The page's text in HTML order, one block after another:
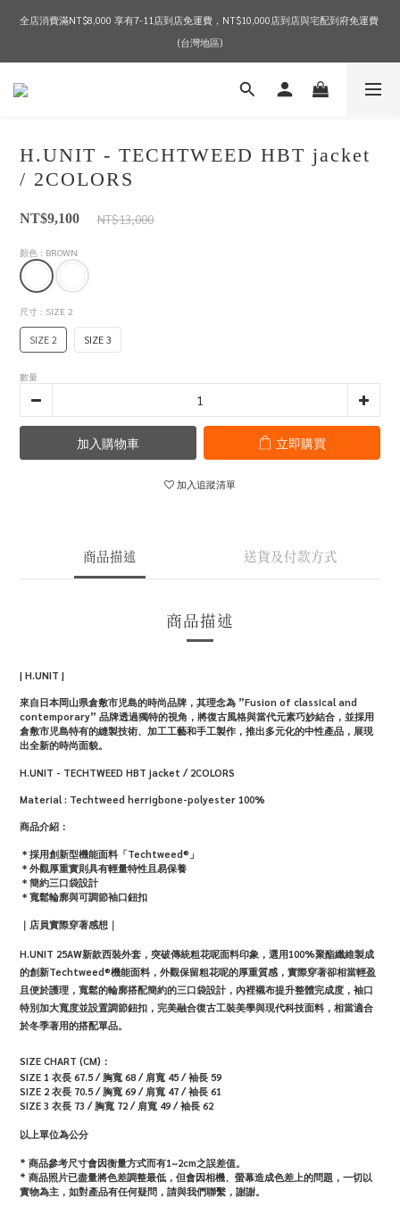
全店消費滿NT$8,000 享有7-11店到店免運費，NT$10,000店到店與宅配到府免運費
(台灣地區)
2026 SPRING & SUMMER SEASON SALE
H.UNIT - TECHTWEED HBT jacket
/ 2COLORS
NT$9,100 NT$13,000
顏色 : BROWN
尺寸 : SIZE 2
SIZE 2 SIZE 3
數量
加入購物車 立即購買
加入追蹤清單
商品描述 送貨及付款方式
商品描述
| H.UNIT |
來自日本岡山県倉敷市児島的時尚品牌，其理念為 ”Fusion of classical and
contemporary” 品牌透過獨特的視角，將復古風格與當代元素巧妙結合，並採用
倉敷市児島特有的縫製技術、加工工藝和手工製作，推出多元化的中性產品，展現
出全新的時尚面貌。
H.UNIT - TECHTWEED HBT jacket / 2COLORS
Material : Techtweed herrigbone-polyester 100%
商品介紹：
＊採用創新型機能面料「Techtweed®」
＊外觀厚重實則具有輕量特性且易保養
＊簡約三口袋設計
＊寬鬆輪廓與可調節袖口鈕扣
｜店員實際穿著感想｜
H.UNIT 25AW新款西裝外套，突破傳統粗花呢面料印象，選用100%聚酯纖維製成
的創新Techtweed®機能面料，外觀保留粗花呢的厚重質感，實際穿著卻相當輕盈
且便於護理，寬鬆的輪廓搭配簡約的三口袋設計，內裡襯布提升整體完成度，袖口
特別加大寬度並設置調節鈕扣，完美融合復古工裝美學與現代科技面料，相當適合
於冬季著用的搭配單品。
SIZE CHART (CM)：
SIZE 1 衣長 67.5 / 胸寬 68 / 肩寬 45 / 袖長 59
SIZE 2 衣長 70.5 / 胸寬 69 / 肩寬 47 / 袖長 61
SIZE 3 衣長 73 / 胸寬 72 / 肩寬 49 / 袖長 62
以上單位為公分
* 商品參考尺寸會因衡量方式而有1~2cm之誤差值。
* 商品照片已盡量將色差調整最低，但會因相機、螢幕造成色差上的問題，一切以
實物為主，如對產品有任何疑問，請與我們聯繫，謝謝。